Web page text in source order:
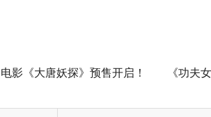
电影《大唐妖探》预售开启！ 《功夫